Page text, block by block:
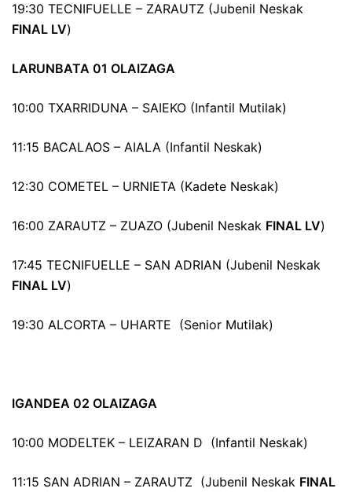
19:30 TECNIFUELLE – ZARAUTZ (Jubenil Neskak
FINAL LV)
LARUNBATA 01 OLAIZAGA
10:00 TXARRIDUNA – SAIEKO (Infantil Mutilak)
11:15 BACALAOS – AIALA (Infantil Neskak)
12:30 COMETEL – URNIETA (Kadete Neskak)
16:00 ZARAUTZ – ZUAZO (Jubenil Neskak FINAL LV)
17:45 TECNIFUELLE – SAN ADRIAN (Jubenil Neskak
FINAL LV)
19:30 ALCORTA – UHARTE (Senior Mutilak)
IGANDEA 02 OLAIZAGA
10:00 MODELTEK – LEIZARAN D (Infantil Neskak)
11:15 SAN ADRIAN – ZARAUTZ (Jubenil Neskak FINAL